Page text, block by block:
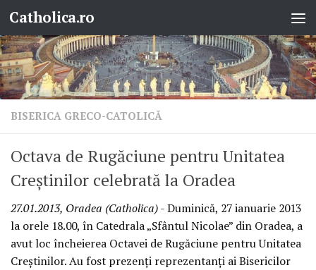
Skip to content
Catholica.ro
BISERICA GRECO-CATOLICĂ
Octava de Rugăciune pentru Unitatea
Creştinilor celebrată la Oradea
27.01.2013, Oradea (Catholica)- Duminică, 27 ianuarie 2013
la orele 18.00, în Catedrala „Sfântul Nicolae” din Oradea, a
avut loc încheierea Octavei de Rugăciune pentru Unitatea
Creştinilor. Au fost prezenţi reprezentanţi ai Bisericilor